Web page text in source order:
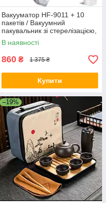
Вакууматор HF-9011 + 10
пакетів / Вакуумний
пакувальник зі стерелізацією,
вбудованим різаком і
дисплеєм для сухих і вологих
В наявності
860 ₴ 1 375 ₴
Купити
–19%